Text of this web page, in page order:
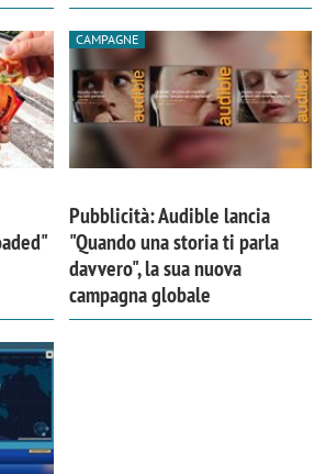
CAMPAGNE
Pubblicità: Audible lancia
"Quando una storia ti parla
davvero", la sua nuova
campagna globale